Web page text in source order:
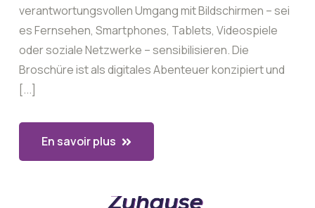
verantwortungsvollen Umgang mit Bildschirmen – sei
es Fernsehen, Smartphones, Tablets, Videospiele
oder soziale Netzwerke – sensibilisieren. Die
Broschüre ist als digitales Abenteuer konzipiert und
[...]
En savoir plus